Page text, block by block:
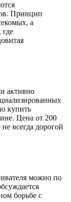
Принцип
а
где
активно
купить
Цена от 200
всегда дорогой
можно по
борьбе с